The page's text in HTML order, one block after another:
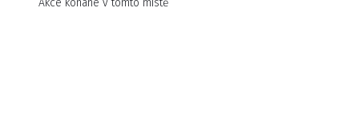
Akce konané v tomto místě